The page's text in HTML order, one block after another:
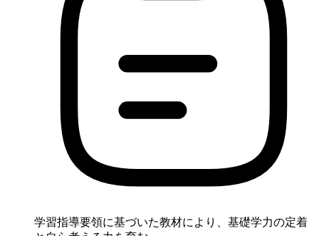
学習指導要領に基づいた教材により、基礎学力の定着